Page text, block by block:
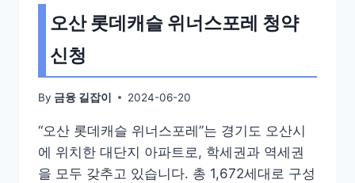
오산 롯데캐슬 위너스포레 청약
신청
By 금융 길잡이 2024-06-20
“오산 롯데캐슬 위너스포레”는 경기도 오산시
에 위치한 대단지 아파트로, 학세권과 역세권
을 모두 갖추고 있습니다. 총 1,672세대로 구성